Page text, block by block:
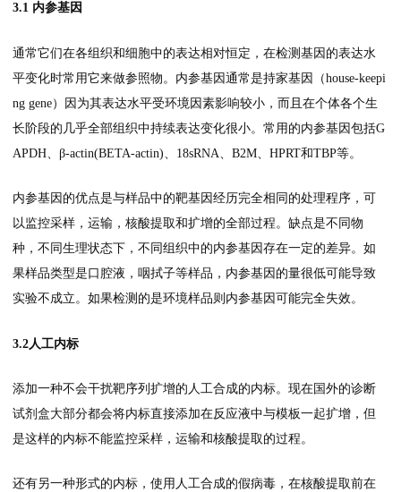
3.1 内参基因
通常它们在各组织和细胞中的表达相对恒定，在检测基因的表达水
平变化时常用它来做参照物。内参基因通常是持家基因（house-keepi
ng gene）因为其表达水平受环境因素影响较小，而且在个体各个生
长阶段的几乎全部组织中持续表达变化很小。常用的内参基因包括G
APDH、β-actin(BETA-actin)、18sRNA、B2M、HPRT和TBP等。
内参基因的优点是与样品中的靶基因经历完全相同的处理程序，可
以监控采样，运输，核酸提取和扩增的全部过程。缺点是不同物
种，不同生理状态下，不同组织中的内参基因存在一定的差异。如
果样品类型是口腔液，咽拭子等样品，内参基因的量很低可能导致
实验不成立。如果检测的是环境样品则内参基因可能完全失效。
3.2人工内标
添加一种不会干扰靶序列扩增的人工合成的内标。现在国外的诊断
试剂盒大部分都会将内标直接添加在反应液中与模板一起扩增，但
是这样的内标不能监控采样，运输和核酸提取的过程。
还有另一种形式的内标，使用人工合成的假病毒，在核酸提取前在